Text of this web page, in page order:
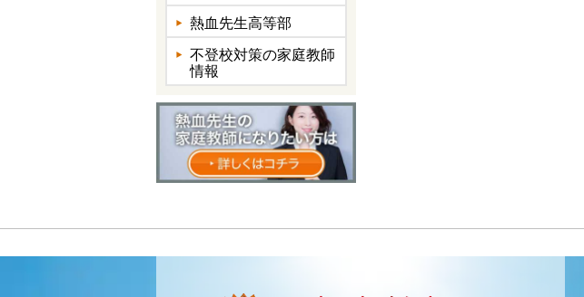
熱血先生高等部
不登校対策の家庭教師
情報